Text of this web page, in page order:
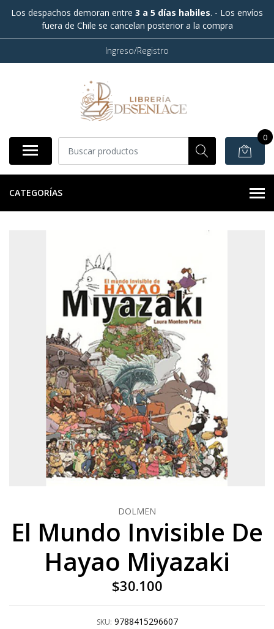
Los despachos demoran entre 3 a 5 días habiles. - Los envíos
fuera de Chile se cancelan posterior a la compra
Ingreso/Registro
0
CATEGORÍAS
DOLMEN
El Mundo Invisible De
Hayao Miyazaki
$30.100
SKU: 9788415296607